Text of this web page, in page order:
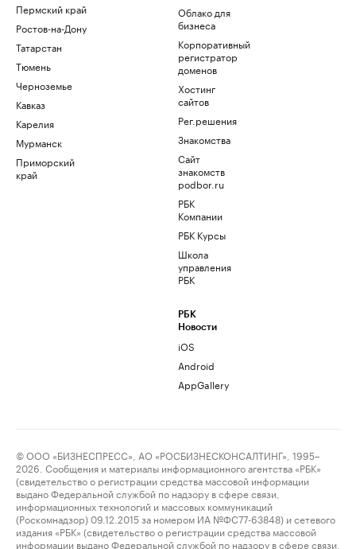
Пермский край
Ростов-на-Дону
Татарстан
Тюмень
Черноземье
Кавказ
Карелия
Мурманск
Приморский
край
Облако для
бизнеса
Корпоративный
регистратор
доменов
Хостинг
сайтов
Рег.решения
Знакомства
Сайт
знакомств
podbor.ru
РБК
Компании
РБК Курсы
Школа
управления
РБК
РБК
Новости
iOS
Android
AppGallery
© ООО «БИЗНЕСПРЕСС», АО «РОСБИЗНЕСКОНСАЛТИНГ», 1995–
2026. Сообщения и материалы информационного агентства «РБК»
(свидетельство о регистрации средства массовой информации
выдано Федеральной службой по надзору в сфере связи,
информационных технологий и массовых коммуникаций
(Роскомнадзор) 09.12.2015 за номером ИА №ФС77-63848) и сетевого
издания «РБК» (свидетельство о регистрации средства массовой
информации выдано Федеральной службой по надзору в сфере связи,